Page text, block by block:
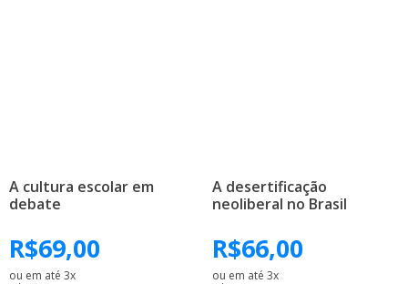
A cultura escolar em
debate
R$69,00
ou em até 3x
A desertificação
neoliberal no Brasil
R$66,00
ou em até 3x